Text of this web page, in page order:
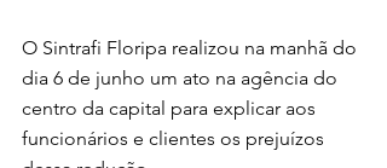
O Sintrafi Floripa realizou na manhã do
dia 6 de junho um ato na agência do
centro da capital para explicar aos
funcionários e clientes os prejuízos